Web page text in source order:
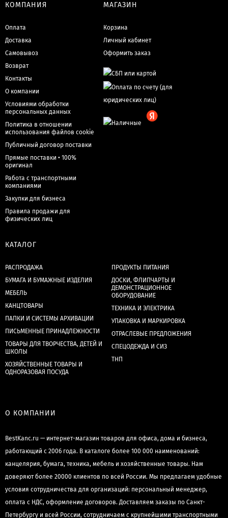
КОМПАНИЯ
Оплата
Доставка
Самовывоз
Возврат
Контакты
О компании
Условиями обработки
персональных данных
Политика в отношении
использования файлов cookie
Публичный договор поставки
Прямые поставки • 100%
оригинал
Работа с транспортными
компаниями
Закупки для бизнеса
Правила продажи для
физических лиц
МАГАЗИН
Корзина
Личный кабинет
Оформить заказ
КАТАЛОГ
РАСПРОДАЖА
БУМАГА И БУМАЖНЫЕ ИЗДЕЛИЯ
МЕБЕЛЬ
КАНЦТОВАРЫ
ПАПКИ И СИСТЕМЫ АРХИВАЦИИ
ПИСЬМЕННЫЕ ПРИНАДЛЕЖНОСТИ
ТОВАРЫ ДЛЯ ТВОРЧЕСТВА, ДЕТЕЙ И
ШКОЛЫ
ХОЗЯЙСТВЕННЫЕ ТОВАРЫ И
ОДНОРАЗОВАЯ ПОСУДА
ПРОДУКТЫ ПИТАНИЯ
ДОСКИ, ФЛИПЧАРТЫ И
ДЕМОНСТРАЦИОННОЕ
ОБОРУДОВАНИЕ
ТЕХНИКА И ЭЛЕКТРИКА
УПАКОВКА И МАРКИРОВКА
ОТРАСЛЕВЫЕ ПРЕДЛОЖЕНИЯ
СПЕЦОДЕЖДА И СИЗ
ТНП
О КОМПАНИИ
BestKanc.ru — интернет-магазин товаров для офиса, дома и бизнеса,
работающий с 2006 года. В каталоге более 100 000 наименований:
канцелярия, бумага, техника, мебель и хозяйственные товары. Нам
доверяют более 20000 клиентов по всей России. Мы предлагаем удобные
условия сотрудничества для организаций: персональный менеджер,
оплата с НДС, оформление договоров. Доставляем заказы по Санкт-
Петербургу и всей России, сотрудничаем с крупнейшими транспортными